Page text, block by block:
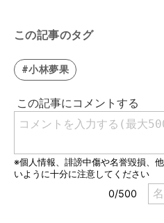
この記事のタグ
#小林夢果